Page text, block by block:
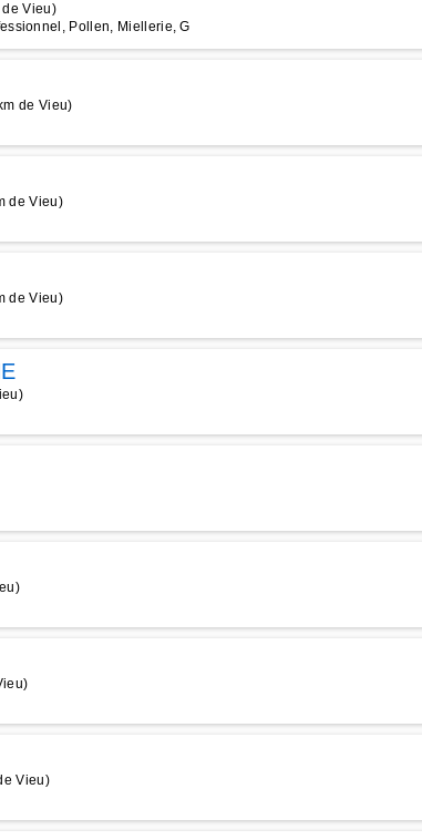
de Vieu)
Pollen, Miellerie, G
de Vieu)
de Vieu)
de Vieu)
Vieu)